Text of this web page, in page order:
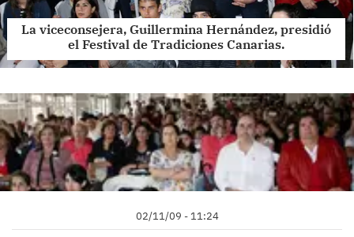
La viceconsejera, Guillermina Hernández, presidió
el Festival de Tradiciones Canarias.
02/11/09 - 11:24